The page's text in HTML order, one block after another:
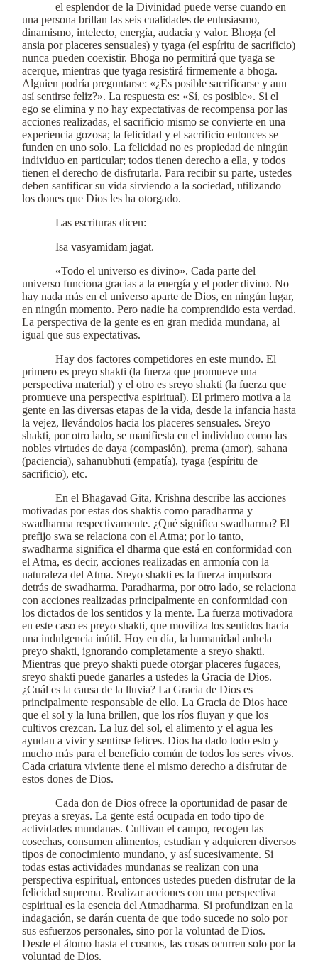
el esplendor de la Divinidad puede verse cuando en
una persona brillan las seis cualidades de entusiasmo,
dinamismo, intelecto, energía, audacia y valor. Bhoga (el
ansia por placeres sensuales) y tyaga (el espíritu de sacrificio)
nunca pueden coexistir. Bhoga no permitirá que tyaga se
acerque, mientras que tyaga resistirá firmemente a bhoga.
Alguien podría preguntarse: «¿Es posible sacrificarse y aun
así sentirse feliz?». La respuesta es: «Sí, es posible». Si el
ego se elimina y no hay expectativas de recompensa por las
acciones realizadas, el sacrificio mismo se convierte en una
experiencia gozosa; la felicidad y el sacrificio entonces se
funden en uno solo. La felicidad no es propiedad de ningún
individuo en particular; todos tienen derecho a ella, y todos
tienen el derecho de disfrutarla. Para recibir su parte, ustedes
deben santificar su vida sirviendo a la sociedad, utilizando
los dones que Dios les ha otorgado.
Las escrituras dicen:
Isa vasyamidam jagat.
«Todo el universo es divino». Cada parte del
universo funciona gracias a la energía y el poder divino. No
hay nada más en el universo aparte de Dios, en ningún lugar,
en ningún momento. Pero nadie ha comprendido esta verdad.
La perspectiva de la gente es en gran medida mundana, al
igual que sus expectativas.
Hay dos factores competidores en este mundo. El
primero es preyo shakti (la fuerza que promueve una
perspectiva material) y el otro es sreyo shakti (la fuerza que
promueve una perspectiva espiritual). El primero motiva a la
gente en las diversas etapas de la vida, desde la infancia hasta
la vejez, llevándolos hacia los placeres sensuales. Sreyo
shakti, por otro lado, se manifiesta en el individuo como las
nobles virtudes de daya (compasión), prema (amor), sahana
(paciencia), sahanubhuti (empatía), tyaga (espíritu de
sacrificio), etc.
En el Bhagavad Gita, Krishna describe las acciones
motivadas por estas dos shaktis como paradharma y
swadharma respectivamente. ¿Qué significa swadharma? El
prefijo swa se relaciona con el Atma; por lo tanto,
swadharma significa el dharma que está en conformidad con
el Atma, es decir, acciones realizadas en armonía con la
naturaleza del Atma. Sreyo shakti es la fuerza impulsora
detrás de swadharma. Paradharma, por otro lado, se relaciona
con acciones realizadas principalmente en conformidad con
los dictados de los sentidos y la mente. La fuerza motivadora
en este caso es preyo shakti, que moviliza los sentidos hacia
una indulgencia inútil. Hoy en día, la humanidad anhela
preyo shakti, ignorando completamente a sreyo shakti.
Mientras que preyo shakti puede otorgar placeres fugaces,
sreyo shakti puede ganarles a ustedes la Gracia de Dios.
¿Cuál es la causa de la lluvia? La Gracia de Dios es
principalmente responsable de ello. La Gracia de Dios hace
que el sol y la luna brillen, que los ríos fluyan y que los
cultivos crezcan. La luz del sol, el alimento y el agua les
ayudan a vivir y sentirse felices. Dios ha dado todo esto y
mucho más para el beneficio común de todos los seres vivos.
Cada criatura viviente tiene el mismo derecho a disfrutar de
estos dones de Dios.
Cada don de Dios ofrece la oportunidad de pasar de
preyas a sreyas. La gente está ocupada en todo tipo de
actividades mundanas. Cultivan el campo, recogen las
cosechas, consumen alimentos, estudian y adquieren diversos
tipos de conocimiento mundano, y así sucesivamente. Si
todas estas actividades mundanas se realizan con una
perspectiva espiritual, entonces ustedes pueden disfrutar de la
felicidad suprema. Realizar acciones con una perspectiva
espiritual es la esencia del Atmadharma. Si profundizan en la
indagación, se darán cuenta de que todo sucede no solo por
sus esfuerzos personales, sino por la voluntad de Dios.
Desde el átomo hasta el cosmos, las cosas ocurren solo por la
voluntad de Dios.